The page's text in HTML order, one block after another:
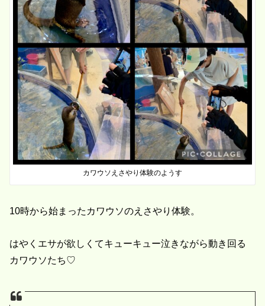
カワウソえさやり体験のようす
10時から始まったカワウソのえさやり体験。
はやくエサが欲しくてキューキュー泣きながら動き回る
カワウソたち♡